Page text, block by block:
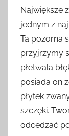
Największe
jednym z
Ta pozorna
przyjrzymy
płetwala
posiada on
płytek
szczęki.
odcedzać